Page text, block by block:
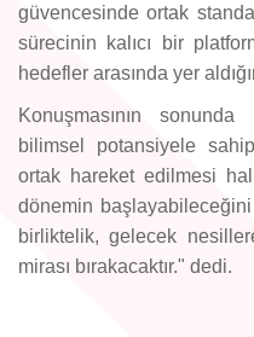
güvencesinde ortak
sürecinin kalıcı bir
hedefler arasında yer
Konuşmasının
bilimsel potansiyele
ortak hareket edilmesi
dönemin başlayabileceğini
birliktelik, gelecek
mirası bırakacaktır." dedi.